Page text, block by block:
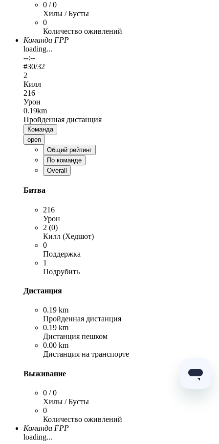
0 / 0
Хилы / Бусты
0
Количество оживлений
Команда FPP
loading...
--:--
#30/32
2
Килл
216
Урон
0.19km
Пройденная дистанция
Команда
open
Общий рейтинг
По команде
Overall
Битва
216
Урон
2 (0)
Килл (Хедшот)
0
Поддержка
1
Подрубить
Дистанция
0.19 km
Пройденная дистанция
0.19 km
Дистанция пешком
0.00 km
Дистанция на транспорте
Выживание
0 / 0
Хилы / Бусты
0
Количество оживлений
Команда FPP
loading...